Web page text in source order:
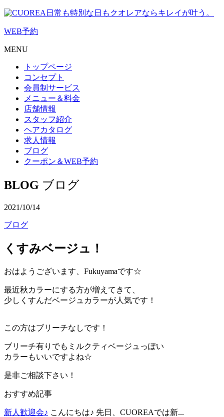
日常も特別な日もクオレアならキレイが叶う。
WEB予約
MENU
トップページ
コンセプト
会員制サービス
メニュー＆料金
店舗情報
スタッフ紹介
ヘアカタログ
求人情報
ブログ
クーポン＆WEB予約
BLOG ブログ
2021/10/14
ブログ
くすみベージュ！
おはようございます、Fukuyamaです☆
最近秋カラーにする方が増えてきて、
少しくすんだベージュカラーが人気です！
この方はブリーチなしです！
ブリーチ有りでもミルクティベージュっぽい
カラーもいいですよね☆
是非ご相談下さい！
おすすめ記事
新人歓迎会♪ こんにちは♪ 先日、CUOREAでは新...